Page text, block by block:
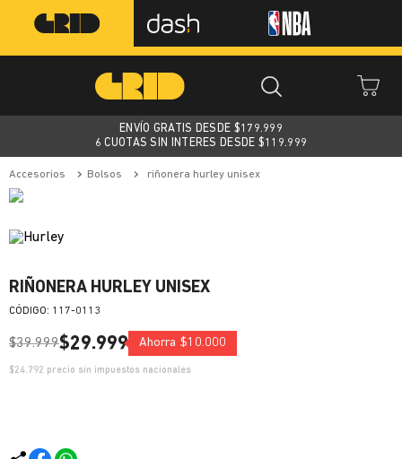
ENVÍO GRATIS DESDE $179.999
6 CUOTAS SIN INTERES DESDE $119.999
accesorios bolsos riñonera hurley unisex
RIÑONERA HURLEY UNISEX
: 117-0113
$39.999$29.999 Ahorra $10.000
$24.792 precio sin impuestos nacionales